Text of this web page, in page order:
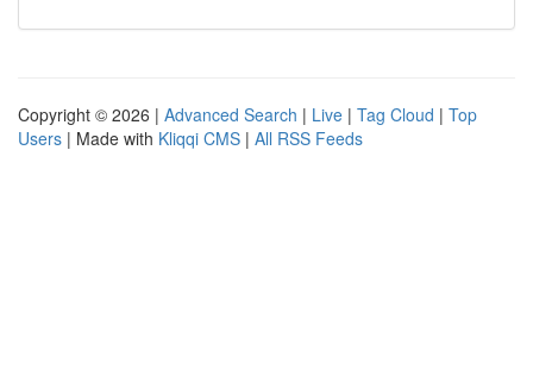
Copyright © 2026 | Advanced Search | Live | Tag Cloud | Top
Users | Made with Kliqqi CMS | All RSS Feeds